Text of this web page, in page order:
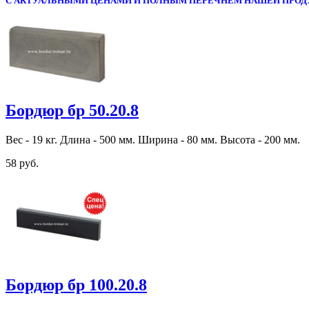
Бордюр бр 50.20.8
Вес - 19 кг. Длина - 500 мм. Ширина - 80 мм. Высота - 200 мм.
58 руб.
Бордюр бр 100.20.8